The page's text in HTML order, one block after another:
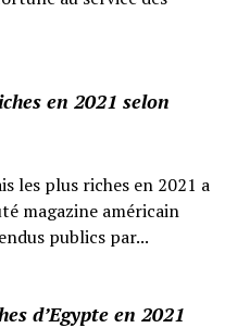
en 2021 selon
les plus riches en 2021 a
magazine américain
publics par...
d’Egypte en 2021